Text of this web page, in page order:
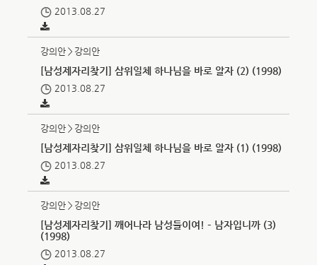
2013.08.27
강의안＞강의안
[남성제자리찾기] 삼위일체 하나님을 바로 알자 (2) (1998)
2013.08.27
강의안＞강의안
[남성제자리찾기] 삼위일체 하나님을 바로 알자 (1) (1998)
2013.08.27
강의안＞강의안
[남성제자리찾기] 깨어나라 남성들이여! – 남자입니까 (3)
(1998)
2013.08.27